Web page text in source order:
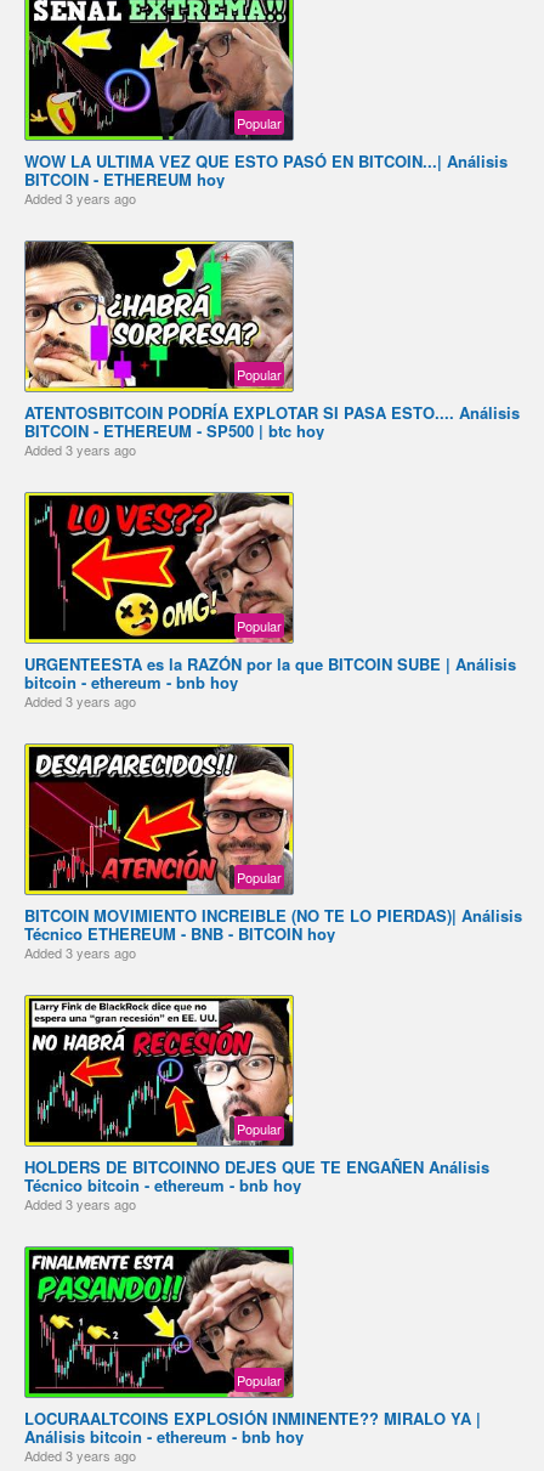
Popular
️WOW ️️LA ULTIMA VEZ QUE ESTO PASÓ EN BITCOIN...| Análisis
BITCOIN - ETHEREUM hoy
Added3 years ago
Popular
️ATENTOS️BITCOIN PODRÍA EXPLOTAR SI PASA ESTO.... Análisis
BITCOIN - ETHEREUM - SP500 | btc hoy
Added3 years ago
Popular
️URGENTE️ESTA es la RAZÓN por la que BITCOIN SUBE️️ | Análisis
bitcoin - ethereum - bnb hoy
Added3 years ago
Popular
️BITCOIN MOVIMIENTO INCREIBLE (NO TE LO PIERDAS)️️| Análisis
Técnico ETHEREUM - BNB - BITCOIN hoy
Added3 years ago
Popular
️HOLDERS DE BITCOIN️NO DEJES QUE TE ENGAÑEN️️ Análisis
Técnico bitcoin - ethereum - bnb hoy
Added3 years ago
Popular
️LOCURA️ALTCOINS EXPLOSIÓN INMINENTE?? MIRALO YA️️ |
Análisis bitcoin - ethereum - bnb hoy
Added3 years ago